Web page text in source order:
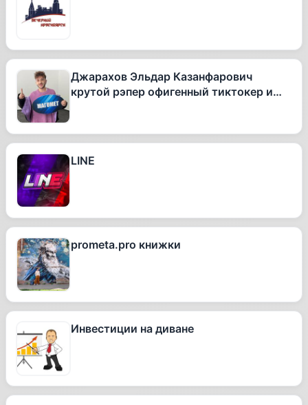
Джарахов Эльдар Казанфарович
крутой рэпер офигенный тиктокер и
LINE
prometa.pro книжки
Инвестиции на диване